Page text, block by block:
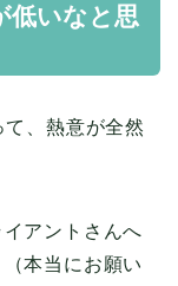
低いなと思
、熱意が全然
アントさんへ
本当にお願い